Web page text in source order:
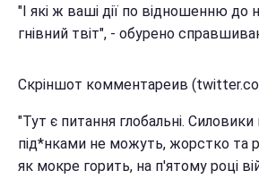
"І які ж ваші дії по відношенню до
гнівний твіт", - обурено
Скріншот комментареив
"Тут є питання глобальні.
під*нками не можуть, жорстко та
як мокре горить, на п'ятому році